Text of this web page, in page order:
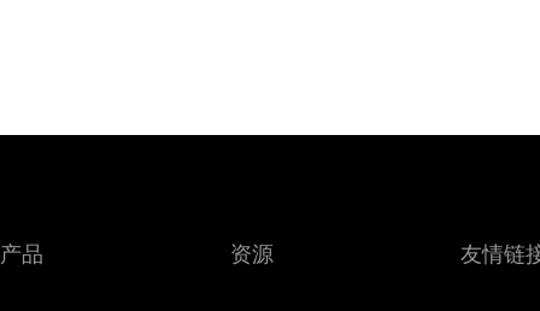
产品 资源 友情链